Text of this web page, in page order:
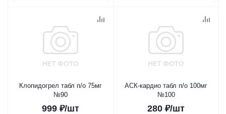
Клопидогрел табл п/о 75мг
№90
999 ₽/шт
АСК-кардио табл п/о 100мг
№100
280 ₽/шт